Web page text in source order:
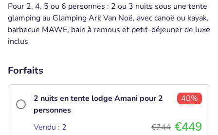
Pour 2, 4, 5 ou 6 personnes : 2 ou 3 nuits sous une tente
glamping au Glamping Ark Van Noë, avec canoë ou kayak,
barbecue MAWE, bain à remous et petit-déjeuner de luxe
inclus
Forfaits
2 nuits en tente lodge Amani pour 2
personnes
40%
Vendu : 2 €744 €449